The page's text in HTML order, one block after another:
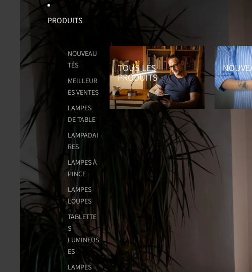
PRODUITS
NOUVEAU
TÉS
MEILLEUR
ES VENTES
LAMPES
DE TABLE
LAMPADAI
RES
LAMPES À
PINCE
LAMPES
LOUPES
TABLETTE
S
LUMINEUS
ES
LAMPES
Tous les Produits
TOUS LES
PRODUITS